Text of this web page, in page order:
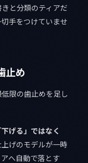
と分類のティアだ
手をつけていませ
止め
限の歯止めを足し
げる」ではなく
げのモデルが一時
へ自動で落とす